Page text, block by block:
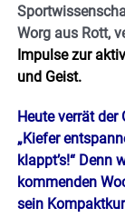
Worg aus Rott,
Impulse zur
und Geist.
Heute verrät
„Kiefer
klappt’s!“ Denn
kommenden
sein